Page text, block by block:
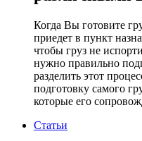
Когда Вы готовите
приедет в пункт
чтобы груз не
нужно правильно
разделить этот
подготовку самого
которые его
Статьи